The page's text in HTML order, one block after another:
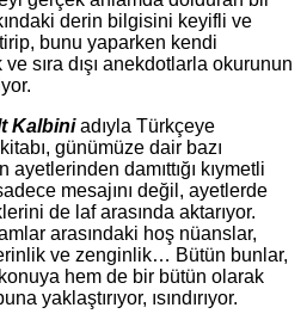
derin bilgisini keyifli ve
bunu yaparken kendi
ve sıra dışı anekdotlarla okurunun
Kalbiniadıyla Türkçeye
günümüze dair bazı
damıttığı kıymetli
mesajını değil, ayetlerde
de laf arasında aktarıyor.
arasındaki hoş nüanslar,
ve zenginlik… Bütün bunlar,
hem de bir bütün olarak
yaklaştırıyor, ısındırıyor.